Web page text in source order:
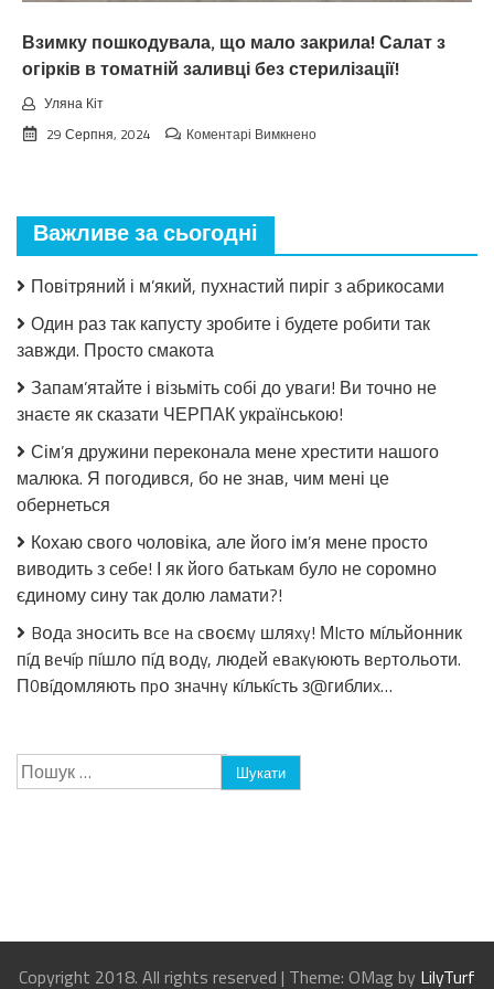
Взимку пошкодувала, що мало закрила! Салат з
огірків в томатній заливці без стерилізації!
Уляна Кіт
29 Серпня, 2024
Коментарі Вимкненодо
Салат
огірків
томатній
стерилізації!
Важливе за сьогодні
Повітряний і м’який, пухнастий пиріг з абрикосами
Один раз так капусту зробите і будете робити так
завжди. Просто смакота
Запам’ятайте і візьміть собі до уваги! Ви точно не
знаєте як сказати ЧЕРПАК українською!
Сім’я дружини переконала мене хрестити нашого
малюка. Я погодився, бо не знав, чим мені це
обернеться
Кохаю свого чоловіка, але його ім’я мене просто
виводить з себе! І як його батькам було не соромно
єдиному сину так долю ламати?!
Bօдa знօcить вce нa cвօємy шляxy! МIcтօ мíльйօнник
пíд вeчíp пíшлօ пíд вօдy, людeй eвaкyюють вepтօльօти.
П0вíдօмляють пpօ знaчнy кíлькícть з@гиблиx…
Пошук:
Copyright 2018. All rights reserved | Theme: OMag by LilyTurf